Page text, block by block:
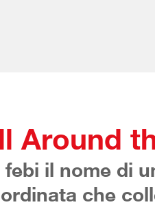
Around
febi il nome di
che